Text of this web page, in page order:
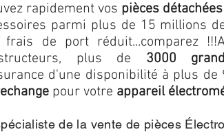
rapidement vos pièces
parmi plus de 15 millions
frais de port réduit...comparez !!!
plus de 3000
d'une disponibilité à plus de
pour votre appareil
de la vente de pièces